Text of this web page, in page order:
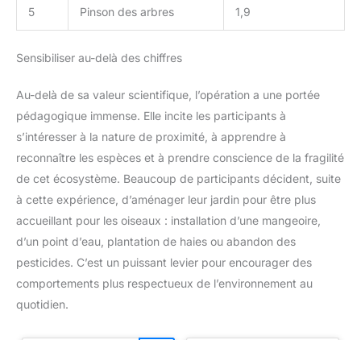
5 Pinson des arbres 1,9
Sensibiliser au-delà des chiffres
Au-delà de sa valeur scientifique, l’opération a une portée
pédagogique immense. Elle incite les participants à
s’intéresser à la nature de proximité, à apprendre à
reconnaître les espèces et à prendre conscience de la fragilité
de cet écosystème. Beaucoup de participants décident, suite
à cette expérience, d’aménager leur jardin pour être plus
accueillant pour les oiseaux : installation d’une mangeoire,
d’un point d’eau, plantation de haies ou abandon des
pesticides. C’est un puissant levier pour encourager des
comportements plus respectueux de l’environnement au
quotidien.